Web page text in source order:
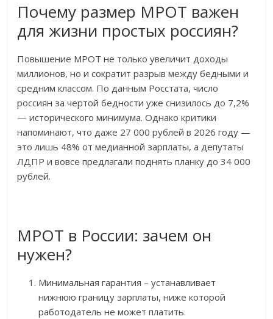
Почему размер МРОТ важен
для жизни простых россиян?
Повышение МРОТ не только увеличит доходы
миллионов, но и сократит разрыв между бедными и
средним классом. По данным Росстата, число
россиян за чертой бедности уже снизилось до 7,2%
— исторического минимума. Однако критики
напоминают, что даже 27 000 рублей в 2026 году —
это лишь 48% от медианной зарплаты, а депутаты
ЛДПР и вовсе предлагали поднять планку до 34 000
рублей.
МРОТ в России: зачем он
нужен?
Минимальная гарантия – устанавливает
нижнюю границу зарплаты, ниже которой
работодатель не может платить.